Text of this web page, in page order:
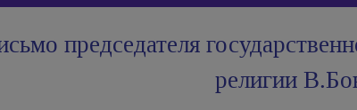
председателя
религии